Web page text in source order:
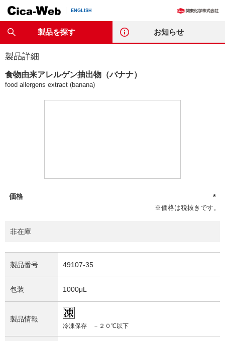
ENGLISH
製品を探す お知らせ
製品詳細
食物由来アレルゲン抽出物（バナナ）
food allergens extract (banana)
価格 *
※価格は税抜きです。
非在庫
製品番号 49107-35
包装 1000μL
製品情報
冷凍保存 －２０℃以下